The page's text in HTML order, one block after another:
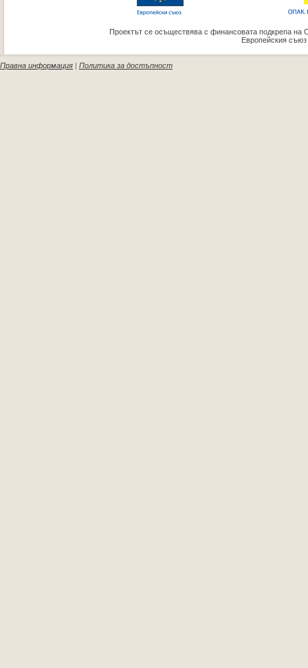
Проектът се осъществява с финансовата подкрепа на
Европейския
Правна информация | Политика за достъпност